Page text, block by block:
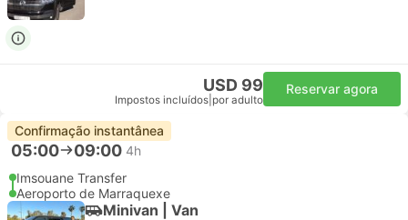
USD 99
Impostos incluídos por adulto
Reservar agora
Confirmação instantânea
05:00 09:00 4h
Imsouane Transfer
Aeroporto de Marraquexe
Minivan | Van